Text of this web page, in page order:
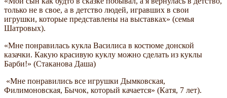
только не в свое, а в детство людей, игравших в свои
игрушки, которые представлены на выставках» (семья
Шатровых).
«Мне понравилась кукла Василиса в костюме донской
казачки. Какую красивую куклу можно сделать из куклы
Барби!» (Стаканова Даша)
«Мне понравились все игрушки Дымковская,
Филимоновская, Бычок, который качается» (Катя, 7 лет).